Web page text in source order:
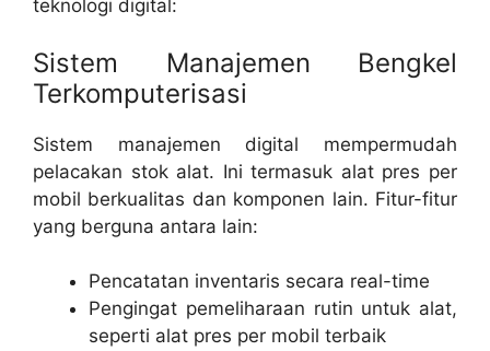
teknologi digital:
Sistem Manajemen Bengkel
Terkomputerisasi
Sistem manajemen digital mempermudah
pelacakan stok alat. Ini termasuk alat pres per
mobil berkualitas dan komponen lain. Fitur-fitur
yang berguna antara lain:
Pencatatan inventaris secara real-time
Pengingat pemeliharaan rutin untuk alat,
seperti alat pres per mobil terbaik